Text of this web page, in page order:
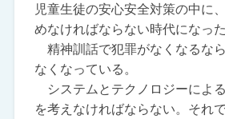
児童生徒の安心安全対策の中に
めなければならない時代になった
精神訓話で犯罪がなくなるな
なくなっている。
システムとテクノロジーによる
を考えなければならない。それ